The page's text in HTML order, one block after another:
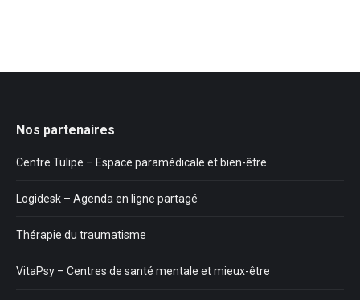
Nos partenaires
Centre Tulipe – Espace paramédicale et bien-être
Logidesk – Agenda en ligne partagé
Thérapie du traumatisme
VitaPsy – Centres de santé mentale et mieux-être